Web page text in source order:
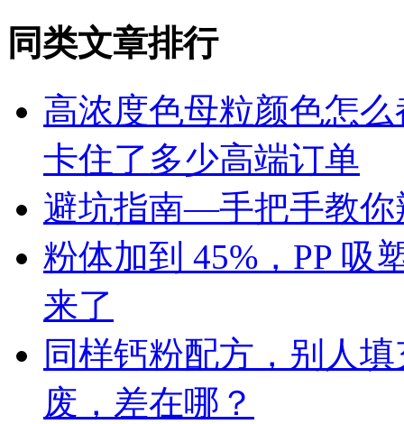
同类文章排行
高浓度色母粒颜色怎
卡住了多少高端订单
避坑指南—手把手教你
粉体加到 45%，PP 吸
来了
同样钙粉配方，别人
废，差在哪？